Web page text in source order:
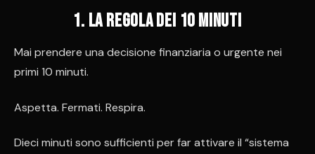
1️. La regola dei 10 minuti
Mai prendere una decisione finanziaria o urgente nei
primi 10 minuti.
Aspetta. Fermati. Respira.
Dieci minuti sono sufficienti per far attivare il “sistema